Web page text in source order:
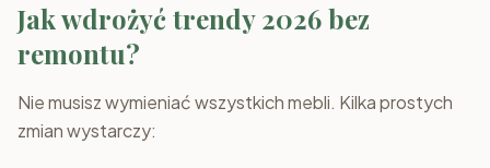
Jak wdrożyć trendy 2026 bez
remontu?
Nie musisz wymieniać wszystkich mebli. Kilka prostych
zmian wystarczy: